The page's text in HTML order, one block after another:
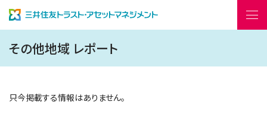
その他地域 レポート
只今掲載する情報はありません。